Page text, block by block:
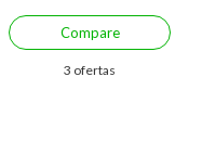
Compare
3 ofertas